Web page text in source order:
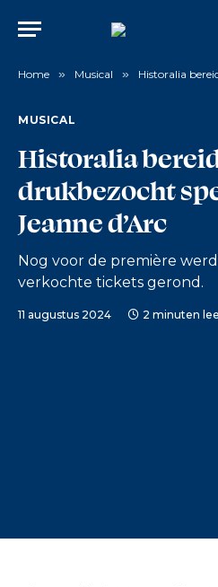
Home » Musical » Historalia bereidt
MUSICAL
Historalia
drukbezocht
Jeanne d’Arc
Nog voor de première
verkochte tickets gerond.
11 augustus 2024 2 minuten